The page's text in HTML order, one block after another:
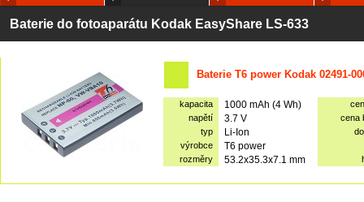
Baterie do fotoaparátu Kodak EasyShare LS-633
Baterie T6 power Kodak 02491-
kapacita 1000 mAh (4 Wh)
napětí
3.7 V
cena
typ
Li-Ion
výrobce
T6 power
rozměry 53.2x35.3x7.1 mm